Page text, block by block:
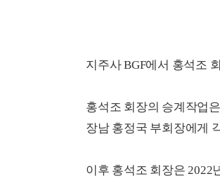
지주사 BGF에서 홍석조
홍석조 회장의 승계작업
장남 홍정국 부회장에게
이후 홍석조 회장은 2022